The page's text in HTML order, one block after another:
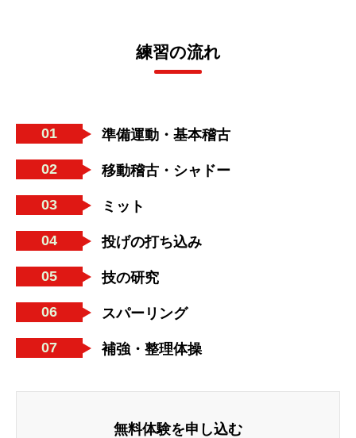
練習の流れ
01 準備運動・基本稽古
02 移動稽古・シャドー
03 ミット
04 投げの打ち込み
05 技の研究
06 スパーリング
07 補強・整理体操
無料体験を申し込む